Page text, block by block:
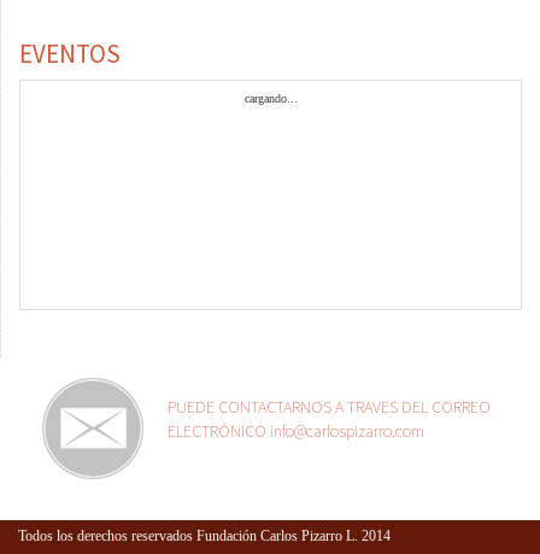
EVENTOS
cargando...
PUEDE CONTACTARNOS A TRAVES DEL CORREO
ELECTRÓNICO info@carlospizarro.com
Todos los derechos reservados Fundación Carlos Pizarro L. 2014